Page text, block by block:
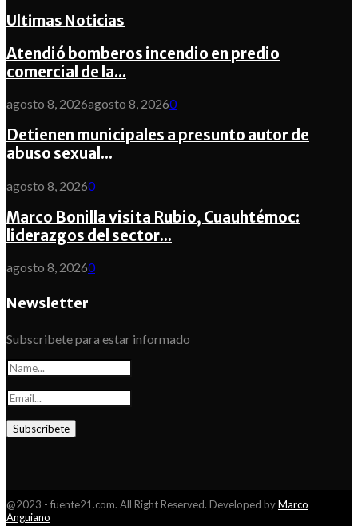
Ultimas Noticias
Atendió bomberos incendio en predio
comercial de la...
agosto 8, 2026agosto 8, 20260
Detienen municipales a presunto autor de
abuso sexual...
agosto 8, 20260
Marco Bonilla visita Rubio, Cuauhtémoc:
liderazgos del sector...
agosto 8, 20260
Newsletter
Subscribete para estar informado
@2023 - fuente21.com. All Right Reserved. Developed byMarco
Anguiano